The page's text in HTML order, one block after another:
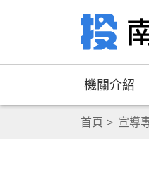
機關介紹
首頁 宣導